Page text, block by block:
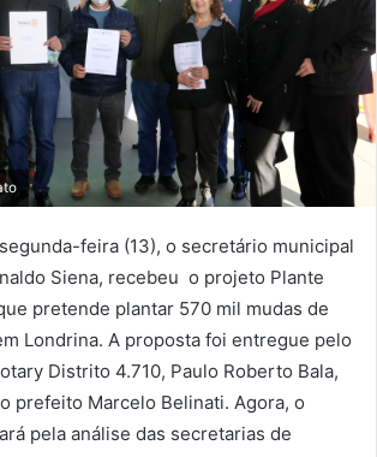
feira (13), o secretário municipal
Siena, recebeu o projeto Plante
pretende plantar 570 mil mudas de
Londrina. A proposta foi entregue pelo
Distrito 4.710, Paulo Roberto Bala,
prefeito Marcelo Belinati. Agora, o
pela análise das secretarias de